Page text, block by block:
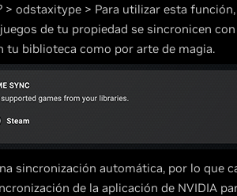
> odstaxitype > Para utilizar esta
de tu propiedad se sincronicen
tu biblioteca como por arte de magia.
sincronización automática, por lo que
de la aplicación de NVIDIA